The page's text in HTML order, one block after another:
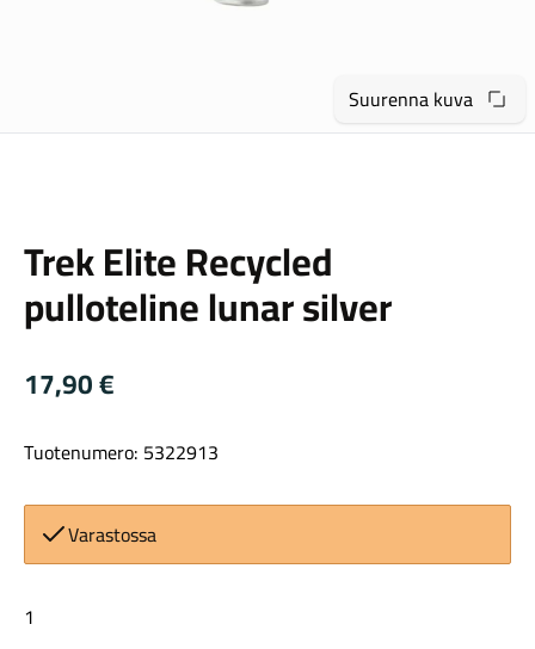
Maastosähköpyörät
Kaupunkisähköpyörät
Suurenna kuva
Trek Elite Recycled
pulloteline lunar silver
17,90€
Tuotenumero: 5322913
Varastossa
Trek